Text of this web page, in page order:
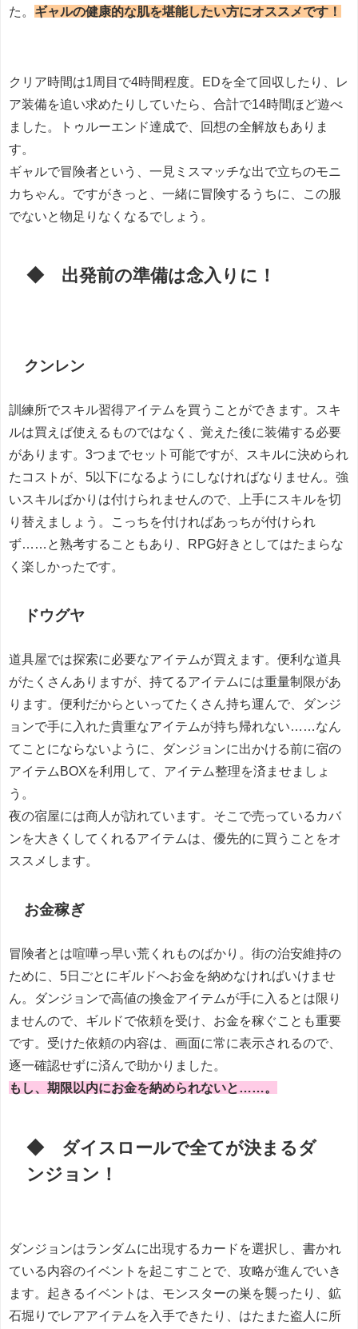
た。 ギャルの健康的な肌を堪能したい方にオススメです！
クリア時間は1周目で4時間程度。EDを全て回収したり、レ
ア装備を追い求めたりしていたら、合計で14時間ほど遊べ
ました。トゥルーエンド達成で、回想の全解放もありま
す。
ギャルで冒険者という、一見ミスマッチな出で立ちのモニ
カちゃん。ですがきっと、一緒に冒険するうちに、この服
でないと物足りなくなるでしょう。
◆ 出発前の準備は念入りに！
クンレン
訓練所でスキル習得アイテムを買うことができます。スキ
ルは買えば使えるものではなく、覚えた後に装備する必要
があります。3つまでセット可能ですが、スキルに決められ
たコストが、5以下になるようにしなければなりません。強
いスキルばかりは付けられませんので、上手にスキルを切
り替えましょう。こっちを付ければあっちが付けられ
ず……と熟考することもあり、RPG好きとしてはたまらな
く楽しかったです。
ドウグヤ
道具屋では探索に必要なアイテムが買えます。便利な道具
がたくさんありますが、持てるアイテムには重量制限があ
ります。便利だからといってたくさん持ち運んで、ダンジ
ョンで手に入れた貴重なアイテムが持ち帰れない……なん
てことにならないように、ダンジョンに出かける前に宿の
アイテムBOXを利用して、アイテム整理を済ませましょ
う。
夜の宿屋には商人が訪れています。そこで売っているカバ
ンを大きくしてくれるアイテムは、優先的に買うことをオ
ススメします。
お金稼ぎ
冒険者とは喧嘩っ早い荒くれものばかり。街の治安維持の
ために、5日ごとにギルドへお金を納めなければいけませ
ん。ダンジョンで高値の換金アイテムが手に入るとは限り
ませんので、ギルドで依頼を受け、お金を稼ぐことも重要
です。受けた依頼の内容は、画面に常に表示されるので、
逐一確認せずに済んで助かりました。
もし、期限以内にお金を納められないと……。
◆ ダイスロールで全てが決まるダ
ンジョン！
ダンジョンはランダムに出現するカードを選択し、書かれ
ている内容のイベントを起こすことで、攻略が進んでいき
ます。起きるイベントは、モンスターの巣を襲ったり、鉱
石堀りでレアアイテムを入手できたり、はたまた盗人に所